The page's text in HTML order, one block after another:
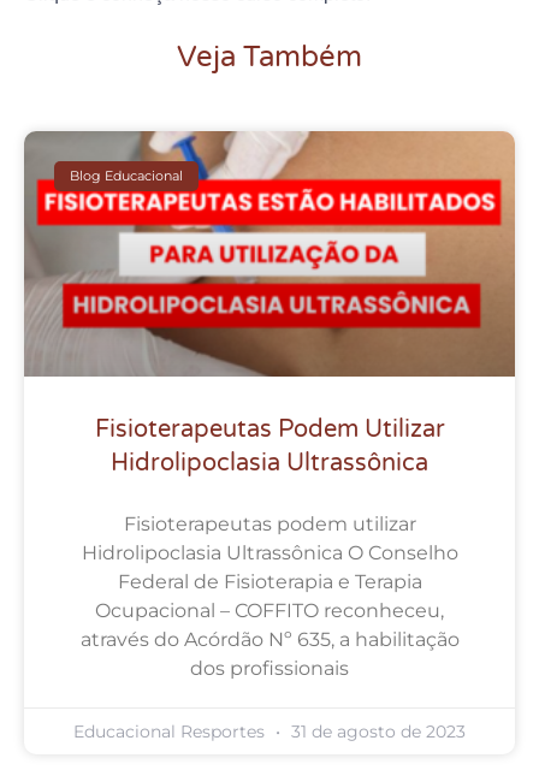
Veja Também
Blog Educacional
Fisioterapeutas Podem Utilizar
Hidrolipoclasia Ultrassônica
Fisioterapeutas podem utilizar
Hidrolipoclasia Ultrassônica O Conselho
Federal de Fisioterapia e Terapia
Ocupacional – COFFITO reconheceu,
através do Acórdão Nº 635, a habilitação
dos profissionais
Educacional Resportes 31 de agosto de 2023